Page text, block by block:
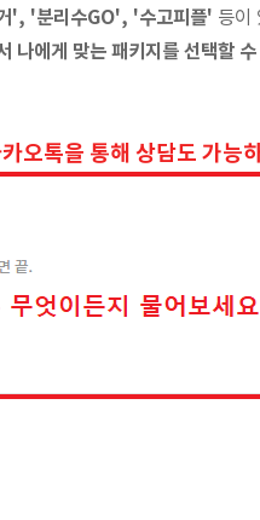
', '분리수GO', '수고피플' 등이
나에게 맞는 패키지를 선택할
오톡을 통해 상담도 가능